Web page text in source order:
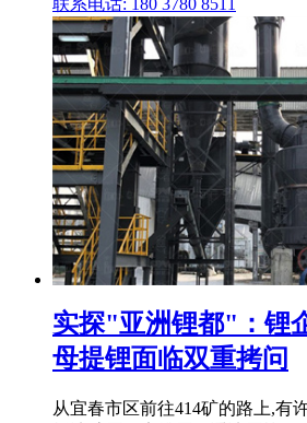
实探"亚洲锂都"：锂
母提锂面临双重拷问
从宜春市区前往414矿的路上,有